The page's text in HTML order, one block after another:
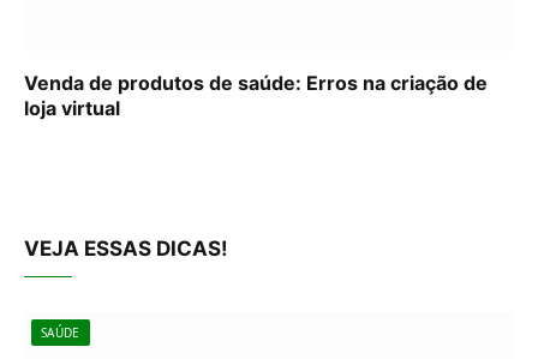
Venda de produtos de saúde: Erros na criação de
loja virtual
VEJA ESSAS DICAS!
SAÚDE